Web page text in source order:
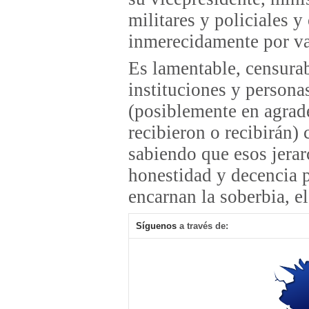
militares y policiales y
inmerecidamente por
Es lamentable,
instituciones y
(posiblemente en
recibieron o recibirán)
sabiendo que esos
honestidad y decencia
encarnan la soberbia,
Síguenos a través de: